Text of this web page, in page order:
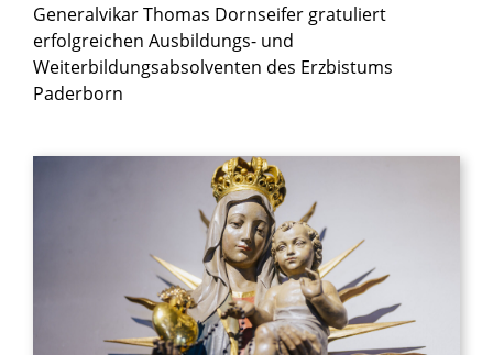
Generalvikar Thomas Dornseifer gratuliert
erfolgreichen Ausbildungs- und
Weiterbildungsabsolventen des Erzbistums
Paderborn